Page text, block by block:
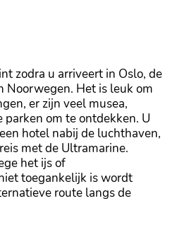
zodra u arriveert in Oslo, de
Noorwegen. Het is leuk om
er zijn veel musea,
om te ontdekken. U
hotel nabij de luchthaven,
met de Ultramarine.
het ijs of
toegankelijk is wordt
route langs de